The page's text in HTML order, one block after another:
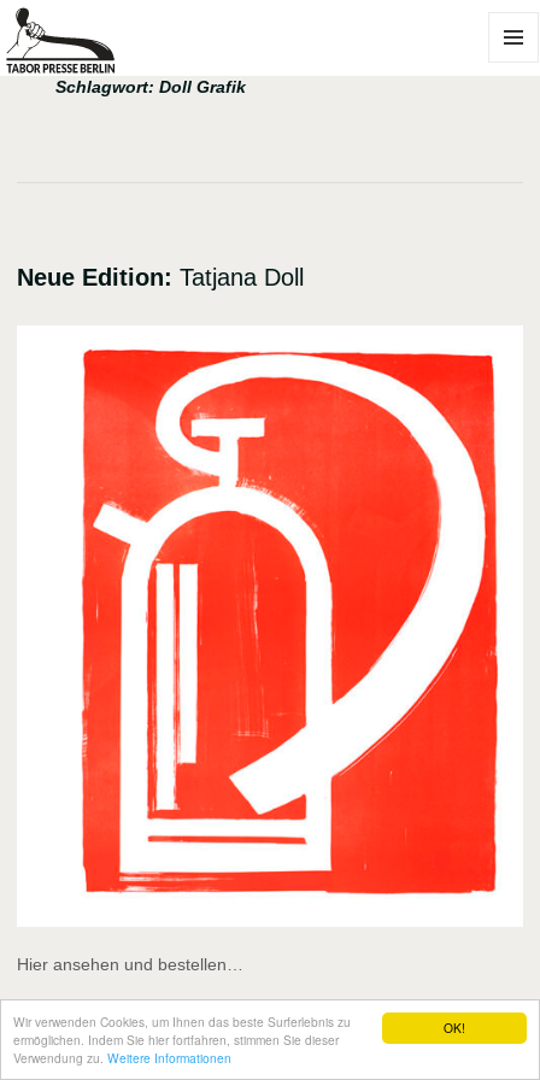
OK!
Wir verwenden Cookies, um Ihnen das beste Surferlebnis zu
ermöglichen. Indem Sie hier fortfahren, stimmen Sie dieser
Verwendung zu. Weitere Informationen
Schlagwort:Doll Grafik
Neue Edition: Tatjana Doll
Hier ansehen und bestellen…